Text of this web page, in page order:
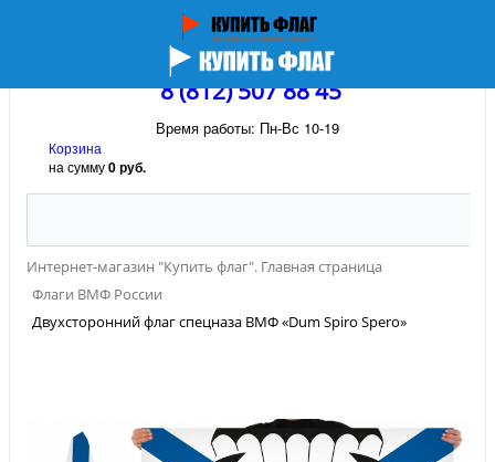
8 (812) 507 88 45
Время работы: Пн-Вс 10-19
Корзина
на сумму0 руб.
Интернет-магазин "Купить флаг". Главная страница
Флаги ВМФ России
Двухсторонний флаг спецназа ВМФ «Dum Spiro Spero»